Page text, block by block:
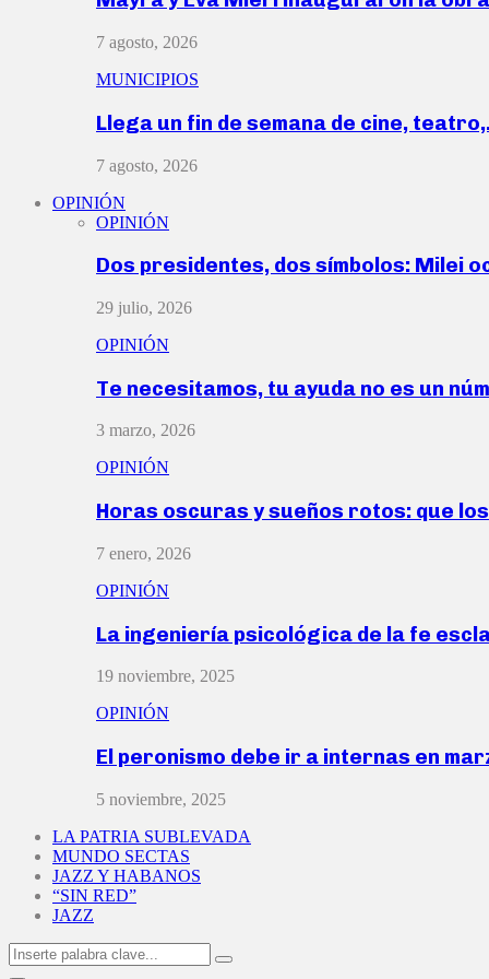
7 agosto, 2026
MUNICIPIOS
Llega un fin de semana de cine,
7 agosto, 2026
OPINIÓN
OPINIÓN
Dos presidentes, dos símbolos: Milei
29 julio, 2026
OPINIÓN
Te necesitamos, tu ayuda no es un
3 marzo, 2026
OPINIÓN
Horas oscuras y sueños rotos: que
7 enero, 2026
OPINIÓN
La ingeniería psicológica de la fe
19 noviembre, 2025
OPINIÓN
El peronismo debe ir a internas en
5 noviembre, 2025
LA PATRIA SUBLEVADA
MUNDO SECTAS
JAZZ Y HABANOS
“SIN RED”
JAZZ
Search
for:
Search